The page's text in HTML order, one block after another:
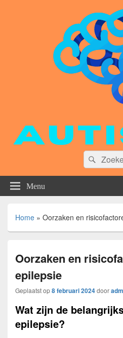
Zoeken
naar:
Menu
Home » Oorzaken en
Oorzaken en
epilepsie
Geplaatst op8 februari 2024door
Wat zijn de
epilepsie?